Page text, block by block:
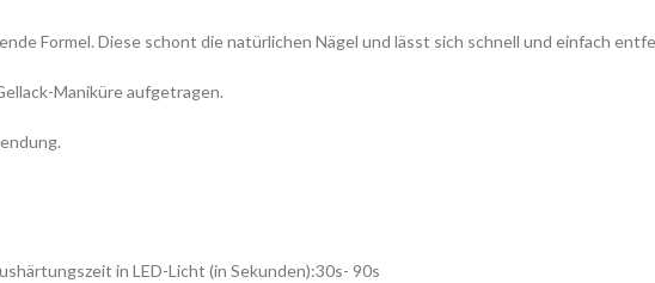
Formel. Diese schont die natürlichen Nägel und lässt sich schnell und einfach
Maniküre aufgetragen.
in LED-Licht (in Sekunden):30s- 90s